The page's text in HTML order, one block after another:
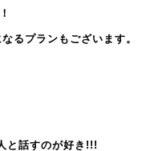
るプランもございます。
と話すのが好き!!!